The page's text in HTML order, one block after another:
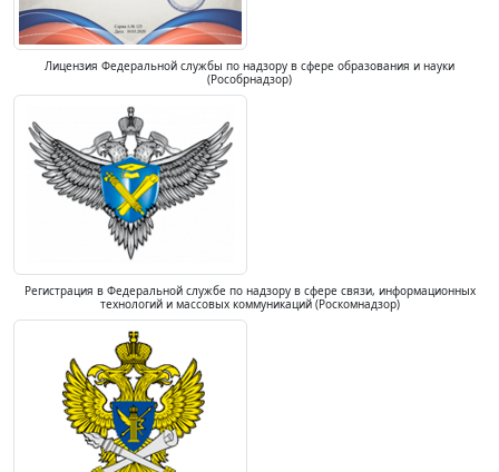
Лицензия Федеральной службы по надзору в сфере образования и науки
(Рособрнадзор)
Регистрация в Федеральной службе по надзору в сфере связи, информационных
технологий и массовых коммуникаций (Роскомнадзор)